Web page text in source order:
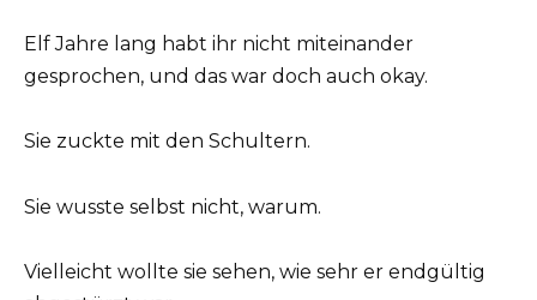
Elf Jahre lang habt ihr nicht miteinander
gesprochen, und das war doch auch okay.
Sie zuckte mit den Schultern.
Sie wusste selbst nicht, warum.
Vielleicht wollte sie sehen, wie sehr er endgültig